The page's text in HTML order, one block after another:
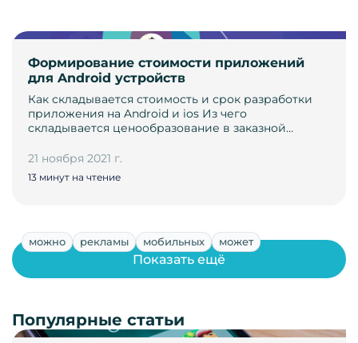
Формирование стоимости приложений
для Android устройств
Как складывается стоимость и срок разработки
приложения на Android и ios Из чего
складывается ценообразование в заказной…
21 ноября 2021 г.
13 минут на чтение
можно рекламы мобильных может
Показать ещё
Популярные статьи